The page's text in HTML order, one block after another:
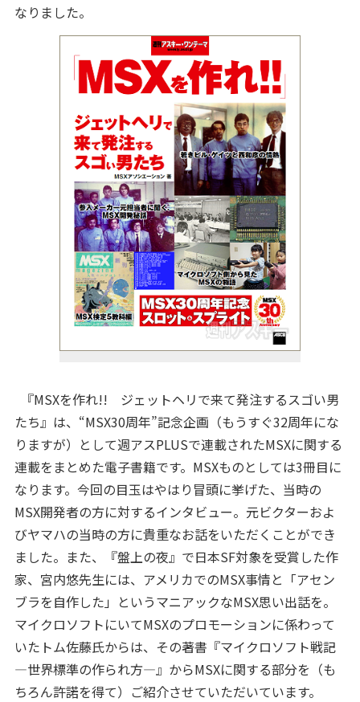
なりました。
『MSXを作れ!! ジェットヘリで来て発注するスゴい男
たち』は、“MSX30周年”記念企画（もうすぐ32周年にな
りますが）として週アスPLUSで連載されたMSXに関する
連載をまとめた電子書籍です。MSXものとしては3冊目に
なります。今回の目玉はやはり冒頭に挙げた、当時の
MSX開発者の方に対するインタビュー。元ビクターおよ
びヤマハの当時の方に貴重なお話をいただくことができ
ました。また、『盤上の夜』で日本SF対象を受賞した作
家、宮内悠先生には、アメリカでのMSX事情と「アセン
ブラを自作した」というマニアックなMSX思い出話を。
マイクロソフトにいてMSXのプロモーションに係わって
いたトム佐藤氏からは、その著書『マイクロソフト戦記
―世界標準の作られ方―』からMSXに関する部分を（も
ちろん許諾を得て）ご紹介させていただいています。